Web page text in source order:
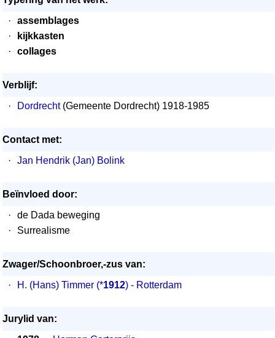
·
assemblages
·
kijkkasten
·
collages
Verblijf:
·
Dordrecht(Gemeente Dordrecht) 1918-1985
Contact met:
·
Jan Hendrik (Jan) Bolink
Beïnvloed door:
·
de Dada beweging
·
Surrealisme
Zwager/Schoonbroer,-zus van:
·
H. (Hans) Timmer (*1912) - Rotterdam
Jurylid van: